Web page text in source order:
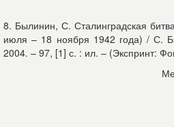
8. Былинин, С. Сталинградская
июля – 18 ноября 1942 года) / С.
2004. – 97, [1] с. : ил. – (Экспринт: